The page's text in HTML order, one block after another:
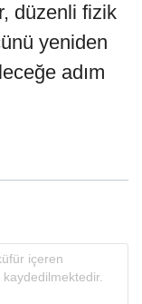
düzenli fizik
yeniden
adım